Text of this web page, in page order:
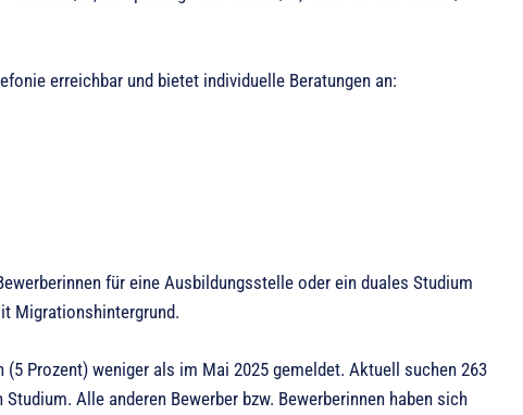
erreichbar und bietet individuelle Beratungen an:
für eine Ausbildungsstelle oder ein duales Studium
Migrationshintergrund.
Prozent) weniger als im Mai 2025 gemeldet. Aktuell suchen 263
Alle anderen Bewerber bzw. Bewerberinnen haben sich